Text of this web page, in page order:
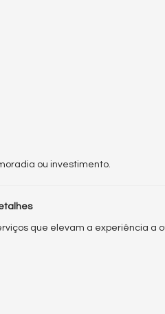
ou investimento.
que elevam a experiência a